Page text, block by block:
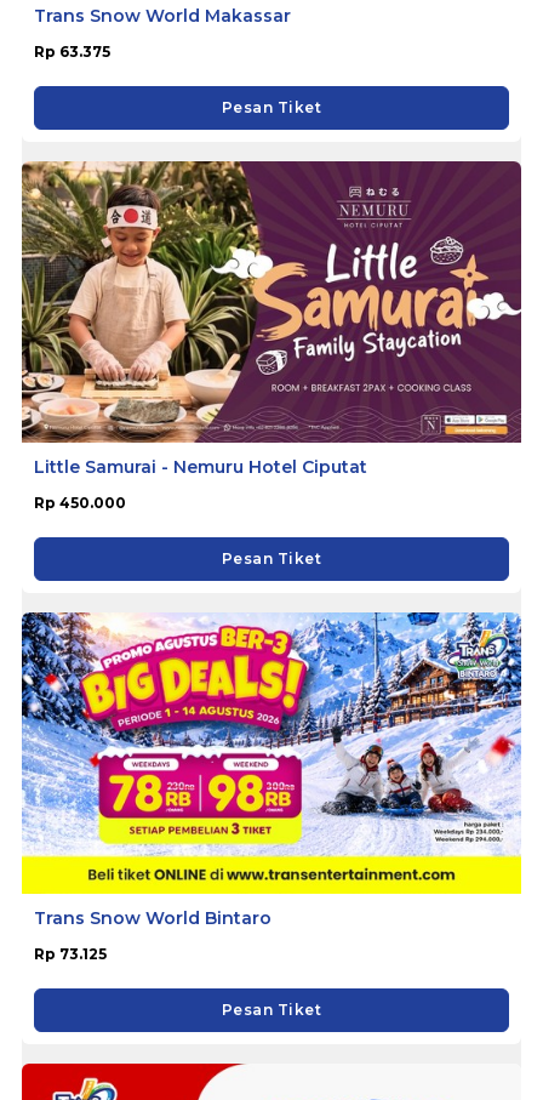
Trans Snow World Makassar
Rp 63.375
Pesan Tiket
Little Samurai - Nemuru Hotel Ciputat
Rp 450.000
Pesan Tiket
Trans Snow World Bintaro
Rp 73.125
Pesan Tiket